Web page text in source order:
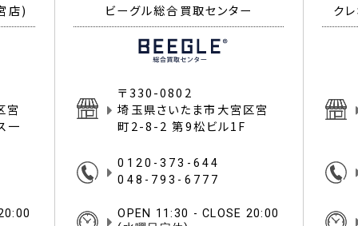
店)
宮
一
ビーグル総合買取センター
〒330-0802
埼玉県さいたま市大宮区宮
町2-8-2 第9松ビル1F
0120-373-644
048-793-6777
OPEN 11:30 - CLOSE 20:00
ク